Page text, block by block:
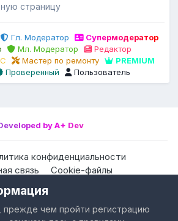
страницу
Гл. Модератор
Супермодератор
Мл. Модератор
Редактор
Мастер по ремонту
PREMIUM
Проверенный Пользователь
by A+ Dev
конфиденциальности
связь
Cookie-файлы
by Invision Community
прежде чем пройти регистрацию